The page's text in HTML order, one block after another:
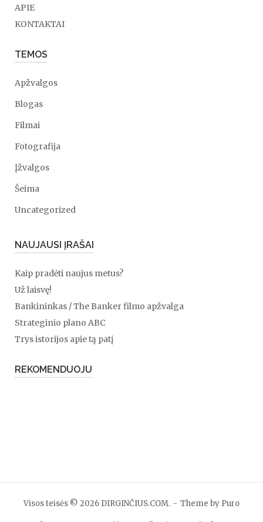
APIE
KONTAKTAI
TEMOS
Apžvalgos
Blogas
Filmai
Fotografija
Įžvalgos
Šeima
Uncategorized
NAUJAUSI ĮRAŠAI
Kaip pradėti naujus metus?
Už laisvę!
Bankininkas / The Banker filmo apžvalga
Strateginio plano ABC
Trys istorijos apie tą patį
REKOMENDUOJU
Visos teisės © 2026 DIRGINČIUS.COM. Theme by Puro